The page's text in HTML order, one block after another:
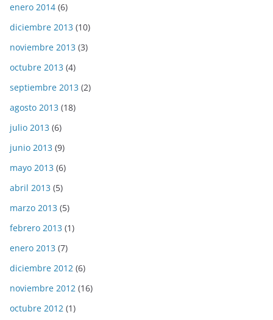
enero 2014 (6)
diciembre 2013 (10)
noviembre 2013 (3)
octubre 2013 (4)
septiembre 2013 (2)
agosto 2013 (18)
julio 2013 (6)
junio 2013 (9)
mayo 2013 (6)
abril 2013 (5)
marzo 2013 (5)
febrero 2013 (1)
enero 2013 (7)
diciembre 2012 (6)
noviembre 2012 (16)
octubre 2012 (1)